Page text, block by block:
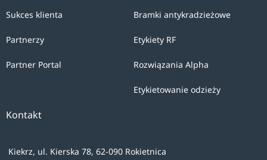
Bramki antykradzieżowe
Etykiety RF
Rozwiązania Alpha
Etykietowanie odzieży
Sukces klienta
Partnerzy
Partner Portal
Kontakt
Kiekrz, ul. Kierska 78, 62-090 Rokietnica